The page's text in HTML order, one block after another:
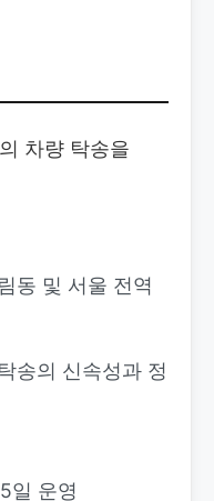
차량 탁송을
동 및 서울 전역
송의 신속성과 정
일 운영